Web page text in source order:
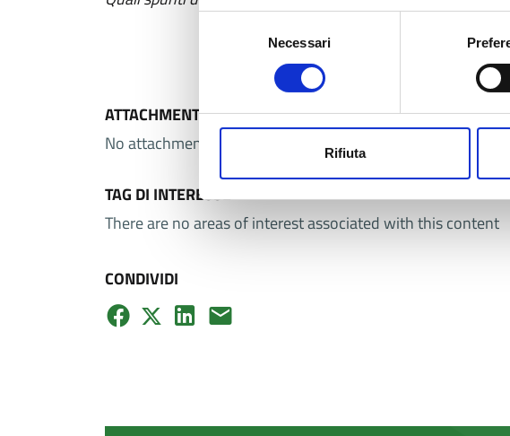
Necessari
Rifiuta
ATTACHMENTS
No attachments selected.
TAG DI INTERESSE
There are no areas of interest associated with this content
CONDIVIDI